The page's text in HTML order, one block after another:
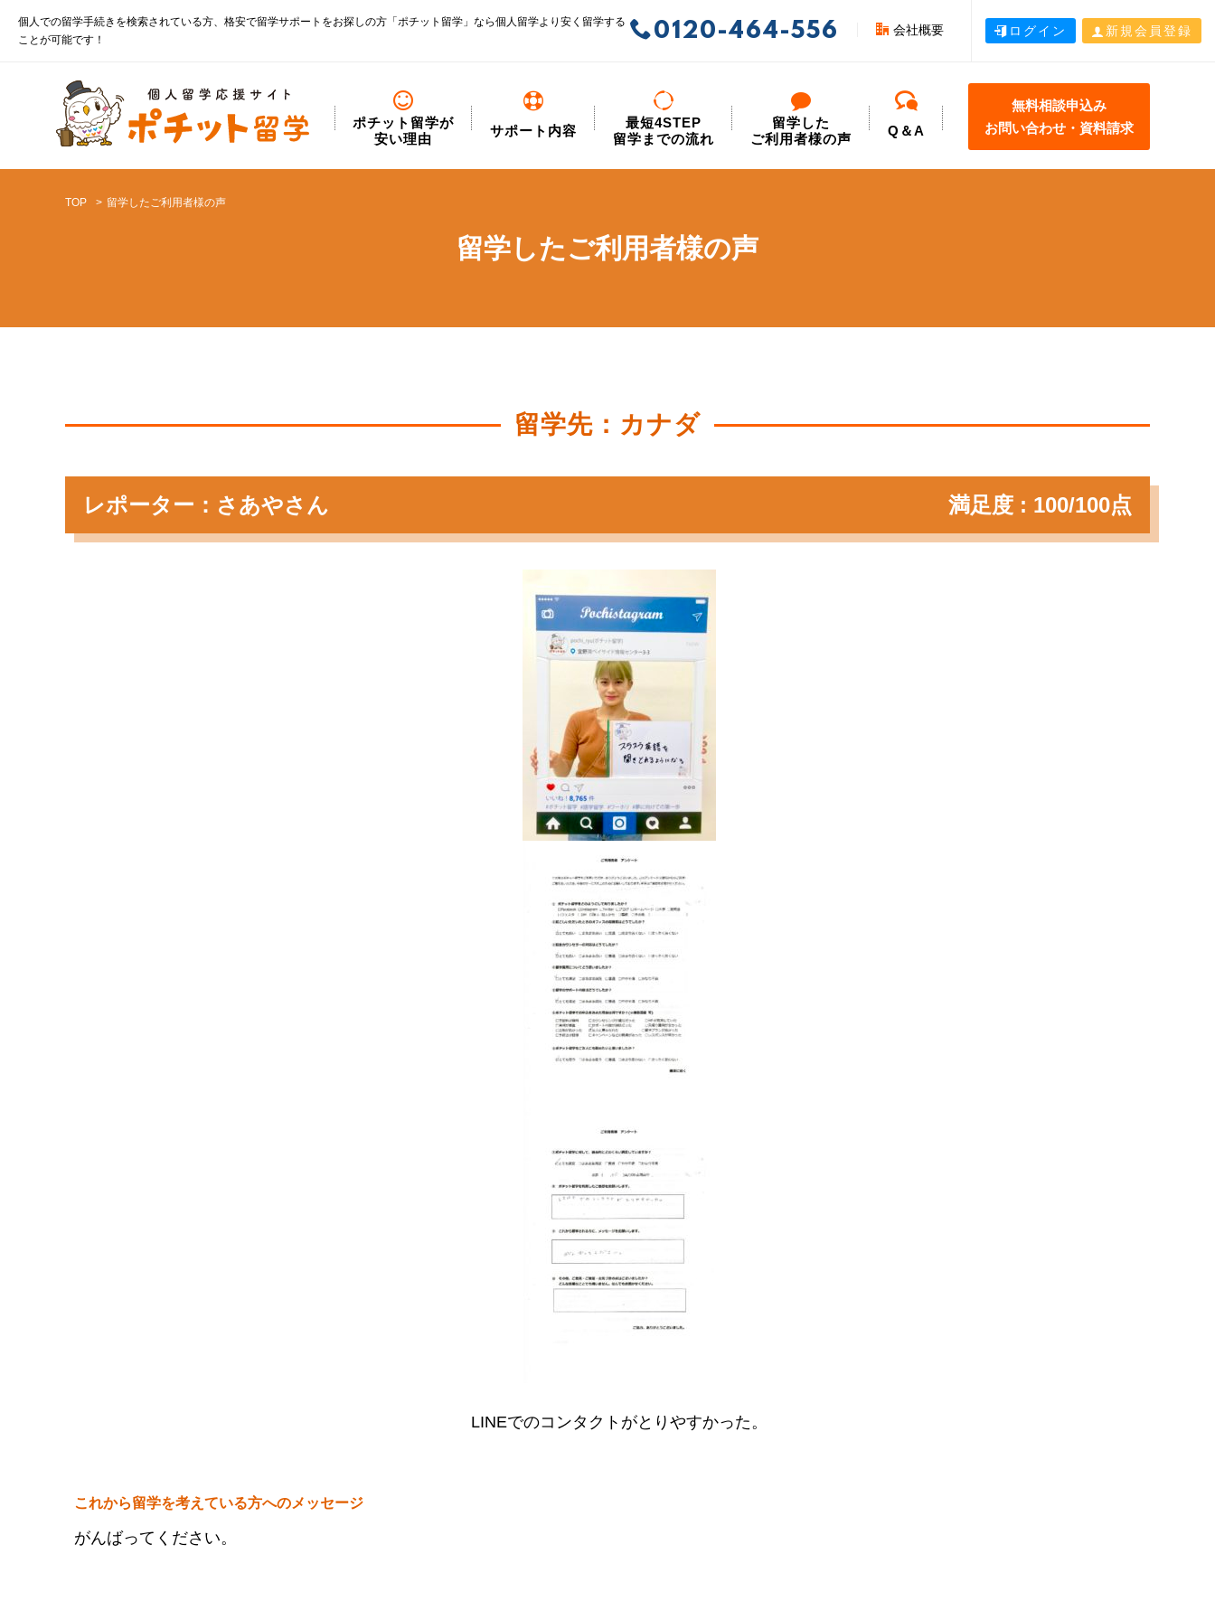
個人での留学手続きを検索されている方、格安で留学サポートをお探しの方「ポチット留学」なら個人留学より安く留学する
ことが可能です！
0120-464-556 会社概要 ログイン 新規会員登録
ポチット留学が
安い理由
サポート内容
最短4STEP
留学までの流れ
留学した
ご利用者様の声
Q＆A
無料相談申込み
お問い合わせ・資料請求
TOP 留学したご利用者様の声
留学したご利用者様の声
留学先：カナダ
レポーター：さあやさん 満足度 : 100/100点
LINEでのコンタクトがとりやすかった。
これから留学を考えている方へのメッセージ
がんばってください。